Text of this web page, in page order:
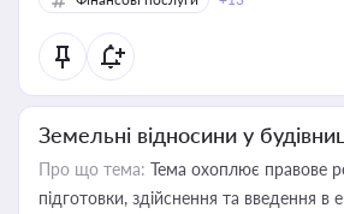
Земельні відносини у
Про що тема: Тема охоплює правове
підготовки, здійснення та введення в